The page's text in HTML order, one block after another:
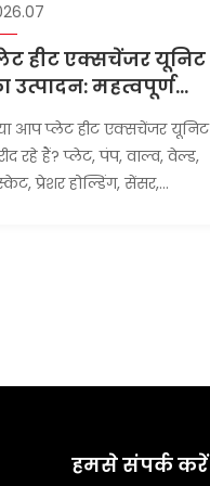
हीट एक्सचेंजर यूनिट
उत्पादन: महत्वपूर्ण
कारखाना परीक्षण
आप प्लेट हीट एक्सचेंजर यूनिट
रहे हैं? प्लेट, पंप, वाल्व, वेल्ड,
प्रेशर होल्डिंग, सेंसर,
हमसे संपर्क करें